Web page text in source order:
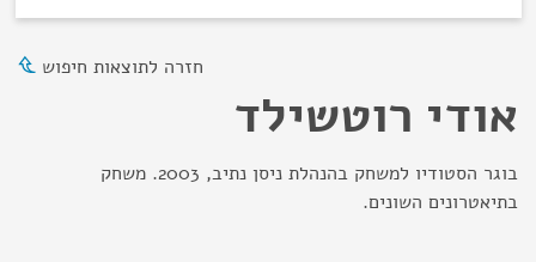
חזרה לתוצאות חיפוש
אודי רוטשילד
בוגר הסטודיו למשחק בהנהלת ניסן נתיב, 2003. משחק
בתיאטרונים השונים.